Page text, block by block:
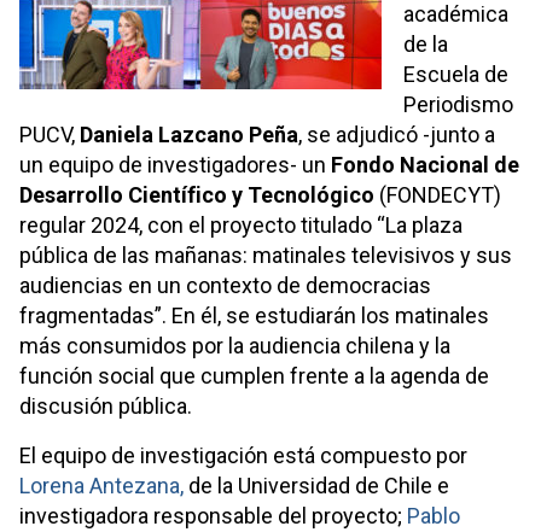
académica
de la
Escuela de
Periodismo
PUCV, Daniela Lazcano Peña, se adjudicó -junto a
un equipo de investigadores- un Fondo Nacional de
Desarrollo Científico y Tecnológico (FONDECYT)
regular 2024, con el proyecto titulado “La plaza
pública de las mañanas: matinales televisivos y sus
audiencias en un contexto de democracias
fragmentadas”. En él, se estudiarán los matinales
más consumidos por la audiencia chilena y la
función social que cumplen frente a la agenda de
discusión pública.
El equipo de investigación está compuesto por
Lorena Antezana, de la Universidad de Chile e
investigadora responsable del proyecto; Pablo